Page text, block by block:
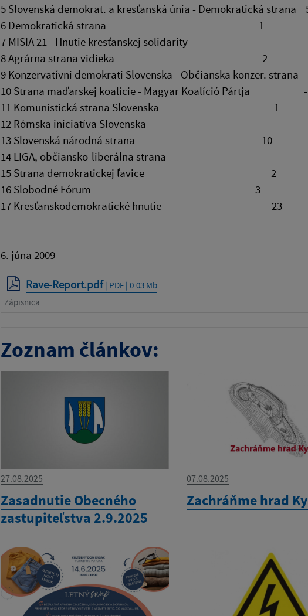
5 Slovenská demokrat. a kresťanská únia - Demokratická strana
6 Demokratická strana 1
7 MISIA 21 - Hnutie kresťanskej solidarity -
8 Agrárna strana vidieka 2
9 Konzervatívni demokrati Slovenska - Občianska konzer.
10 Strana maďarskej koalície - Magyar Koalíció Pártja -
11 Komunistická strana Slovenska 1
12 Rómska iniciatíva Slovenska -
13 Slovenská národná strana 10
14 LIGA, občiansko-liberálna strana -
15 Strana demokratickej ľavice 2
16 Slobodné Fórum 3
17 Kresťanskodemokratické hnutie 23
6. júna 2009
Rave-Report.pdf| PDF | 0.03 Mb
Zápisnica
Zoznam článkov:
27.08.2025
Zasadnutie Obecného
zastupiteľstva 2.9.2025
07.08.2025
Zachráňme hrad